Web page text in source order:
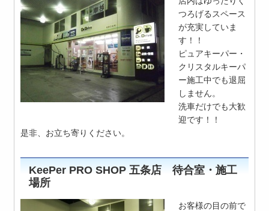
つろげるスペース
が充実していま
す！！
ピュアキーパー・
クリスタルキーパ
ー施工中でも退屈
しません。
洗車だけでも大歓
迎です！！
是非、お立ち寄りください。
KeePer PRO SHOP 五条店 待合室・施工
場所
お客様の目の前で